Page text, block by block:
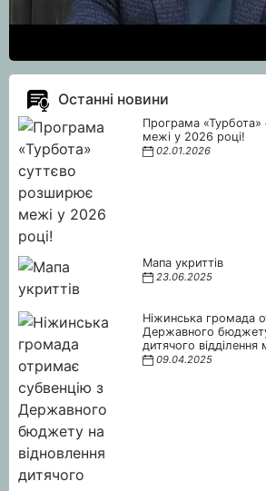
Останні новини
Програма
межі у 2026 році!
02.01.2026
Мапа укриттів
23.06.2025
Ніжинська громада
Державного
дитячого відділення
09.04.2025